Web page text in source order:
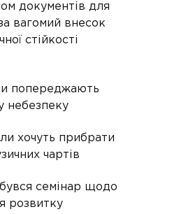
документів для
вагомий внесок
стійкості
попереджають
небезпеку
хочуть прибрати
чартів
семінар щодо
розвитку